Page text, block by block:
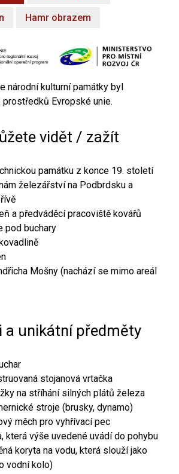
Hamr obrazem
národní kulturní památky byl
Evropské unie.
vidět / zažít
památku z konce 19. století
železářství na Podbrdsku a
a předváděcí pracoviště kovářů
pod buchary
Mošny (nachází se mimo areál
a unikátní předměty
stojanová vrtačka
na stříhání silných plátů železa
stroje (brusky, dynamo)
měch pro vyhřívací pec
která výše uvedené uvádí do pohybu
koryta na vodu, která slouží jako
vodní kolo)